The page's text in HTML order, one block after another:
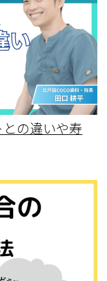
の違いや寿